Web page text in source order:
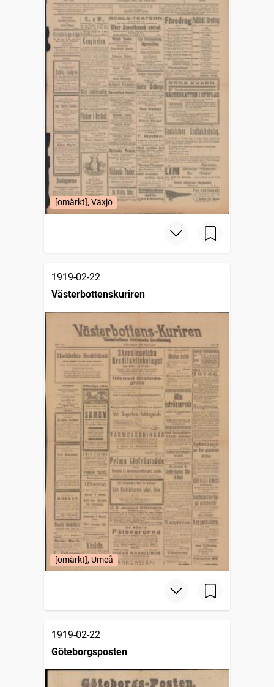
[omärkt], Växjö
1919-02-22
Västerbottenskuriren
[omärkt], Umeå
1919-02-22
Göteborgsposten